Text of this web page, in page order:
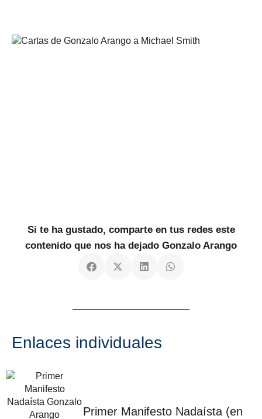
Si te ha gustado, comparte en tus redes este
contenido que nos ha dejado Gonzalo Arango
Enlaces individuales
Primer Manifesto Nadaísta (en